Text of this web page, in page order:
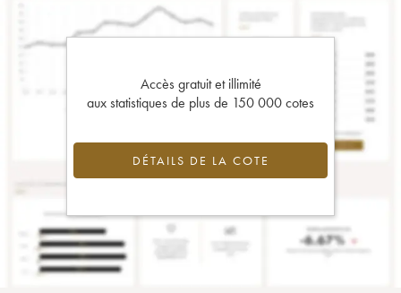
Accès gratuit et illimité
aux statistiques de plus de 150 000 cotes
DÉTAILS DE LA COTE